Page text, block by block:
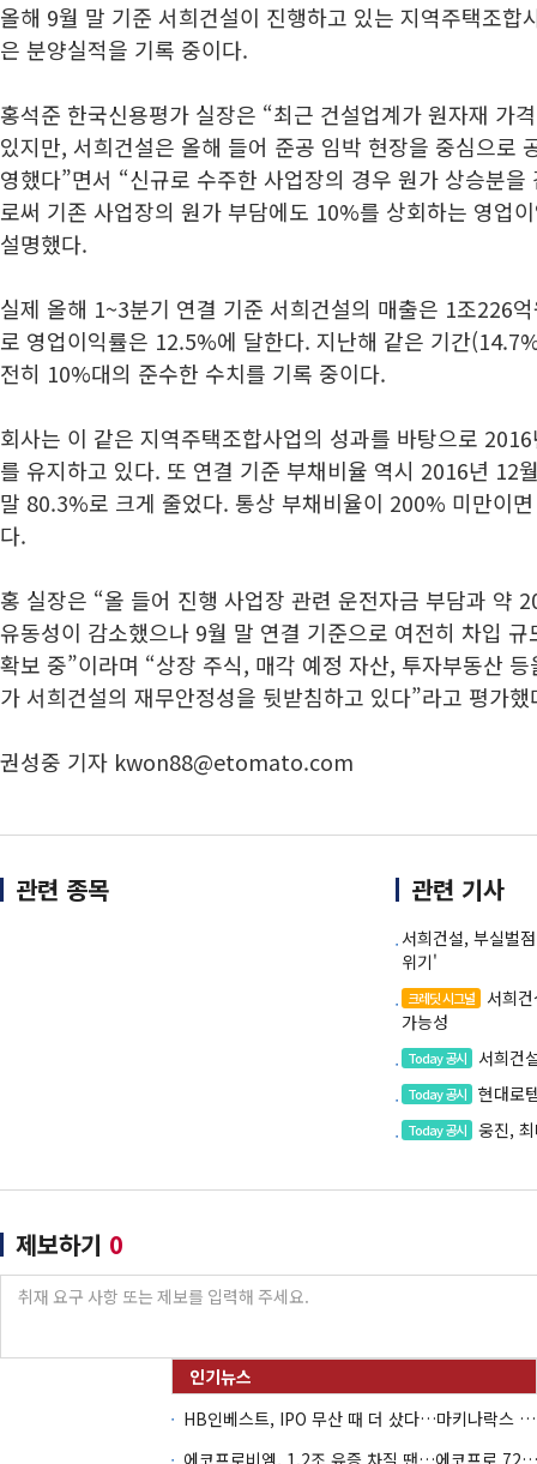
올해 9월 말 기준 서희건설이 진행하고 있는 지역주택조
은 분양실적을 기록 중이다.
홍석준 한국신용평가 실장은 “최근 건설업계가 원자재 가
있지만, 서희건설은 올해 들어 준공 임박 현장을 중심으로
영했다”면서 “신규로 수주한 사업장의 경우 원가 상승분
로써 기존 사업장의 원가 부담에도 10%를 상회하는 영업
설명했다.
실제 올해 1~3분기 연결 기준 서희건설의 매출은 1조226
로 영업이익률은 12.5%에 달한다. 지난해 같은 기간
전히 10%대의 준수한 수치를 기록 중이다.
회사는 이 같은 지역주택조합사업의 성과를 바탕으로
를 유지하고 있다. 또 연결 기준 부채비율 역시 2016년 12
말 80.3%로 크게 줄었다. 통상 부채비율이 200% 미만이면
다.
홍 실장은 “올 들어 진행 사업장 관련 운전자금 부담과 약
유동성이 감소했으나 9월 말 연결 기준으로 여전히 차입
확보 중”이라며 “상장 주식, 매각 예정 자산, 투자부동산
가 서희건설의 재무안정성을 뒷받침하고 있다”라고 평가했
권성중 기자 kwon88@etomato.com
관련 종목 관련 기사
서희건설, 부실벌
위기'
크레딧 시그널
서희
가능성
Today 공시 서희건
Today 공시 현대로
Today 공시 웅진,
제보하기 0
HB인베스트, IPO 무산 때 더 샀다…마키나락스 투자 2.7배 회수
에코프로비엠, 1.2조 유증 차질 땐…에코프로 7270억 '독박'